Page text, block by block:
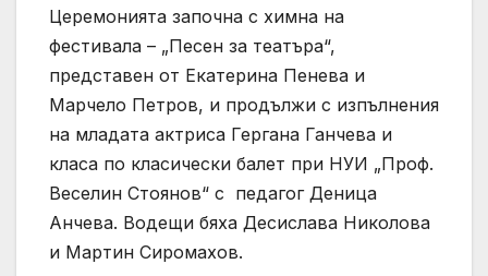
Церемонията започна с химна на
фестивала – „Песен за театъра“,
представен от Екатерина Пенева и
Марчело Петров, и продължи с изпълнения
на младата актриса Гергана Ганчева и
класа по класически балет при НУИ „Проф.
Веселин Стоянов“ с педагог Деница
Анчева. Водещи бяха Десислава Николова
и Мартин Сиромахов.